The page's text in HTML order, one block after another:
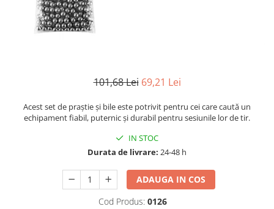
Prastii profesionale de vanatoare
Rucsacuri si huse
Baseball
Costume si seturi pentru copii
Jucarii antistres
Plusuri roblox, rainbow friend
101,68 Lei 69,21 Lei
Acest set de praștie și bile este potrivit pentru cei care caută un
echipament fiabil, puternic și durabil pentru sesiunile lor de tir.
IN STOC
Durata de livrare: 24-48 h
ADAUGA IN COS
Cod Produs: 0126